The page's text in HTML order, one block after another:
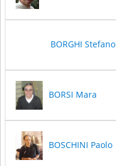
BORGHI Stefano
BORSI Mara
BOSCHINI Paolo